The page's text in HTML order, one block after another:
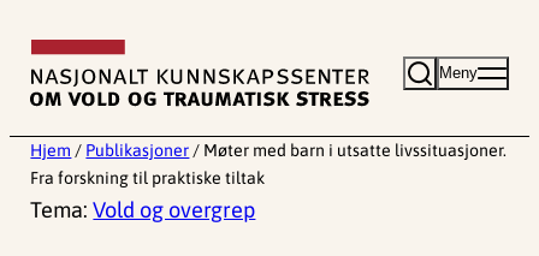
innhold
Meny
Hjem / Publikasjoner / Møter med barn i utsatte livssituasjoner.
Fra forskning til praktiske tiltak
Tema:Vold og overgrep